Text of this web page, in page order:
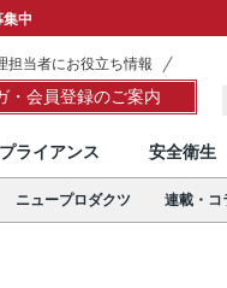
中
担当者にお役立ち情報
・会員登録のご案内
ライアンス 安全衛生
ニュープロダクツ 連載・コ